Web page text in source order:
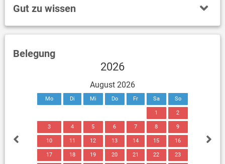
Gut zu wissen
Belegung
2026
August 2026
Mo Di Mi Do Fr Sa So
1 2
3 4 5 6 7 8 9
10 11 12 13 14 15 16
17 18 19 20 21 22 23